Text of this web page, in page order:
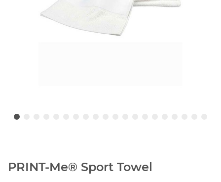
PRINT-Me® Sport Towel